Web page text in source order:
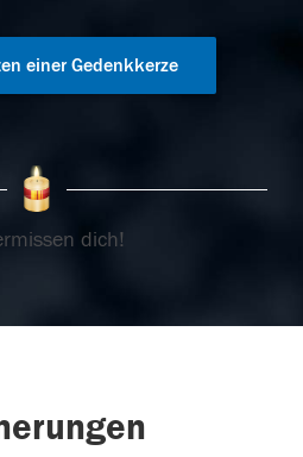
einer Gedenkkerze
dich!